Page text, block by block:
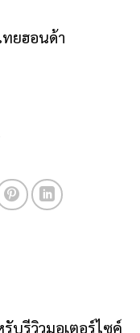
ยฮอนด้า
บรีวิวมอเตอร์ไซค์